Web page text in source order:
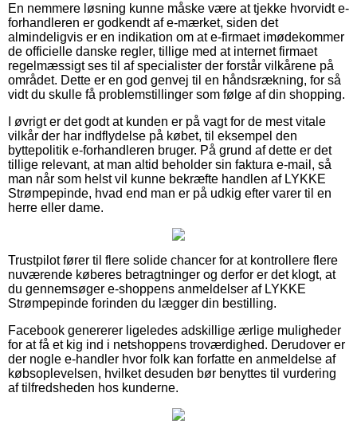
En nemmere løsning kunne måske være at tjekke hvorvidt e-
forhandleren er godkendt af e-mærket, siden det
almindeligvis er en indikation om at e-firmaet imødekommer
de officielle danske regler, tillige med at internet firmaet
regelmæssigt ses til af specialister der forstår vilkårene på
området. Dette er en god genvej til en håndsrækning, for så
vidt du skulle få problemstillinger som følge af din shopping.
I øvrigt er det godt at kunden er på vagt for de mest vitale
vilkår der har indflydelse på købet, til eksempel den
byttepolitik e-forhandleren bruger. På grund af dette er det
tillige relevant, at man altid beholder sin faktura e-mail, så
man når som helst vil kunne bekræfte handlen af LYKKE
Strømpepinde, hvad end man er på udkig efter varer til en
herre eller dame.
Trustpilot fører til flere solide chancer for at kontrollere flere
nuværende køberes betragtninger og derfor er det klogt, at
du gennemsøger e-shoppens anmeldelser af LYKKE
Strømpepinde forinden du lægger din bestilling.
Facebook genererer ligeledes adskillige ærlige muligheder
for at få et kig ind i netshoppens troværdighed. Derudover er
der nogle e-handler hvor folk kan forfatte en anmeldelse af
købsoplevelsen, hvilket desuden bør benyttes til vurdering
af tilfredsheden hos kunderne.